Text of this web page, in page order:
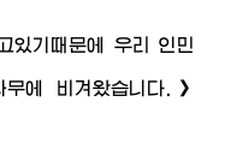
있기때문에 우리 인민
에 비겨왔습니다.》